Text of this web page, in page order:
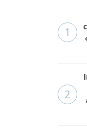
1
2